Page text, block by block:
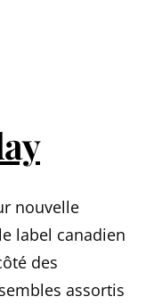
nouvelle
label canadien
des
assortis